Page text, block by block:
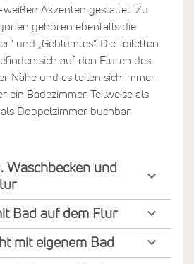
Akzenten gestaltet. Zu
gehören ebenfalls die
und „Geblümtes“. Die Toiletten
sich auf den Fluren des
Nähe und es teilen sich immer
ein Badezimmer. Teilweise als
Doppelzimmer buchbar.
Waschbecken und
Bad auf dem Flur
mit eigenem Bad